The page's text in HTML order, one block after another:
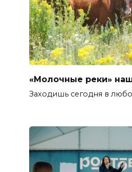
«Молочные реки»
Заходишь сегодня в